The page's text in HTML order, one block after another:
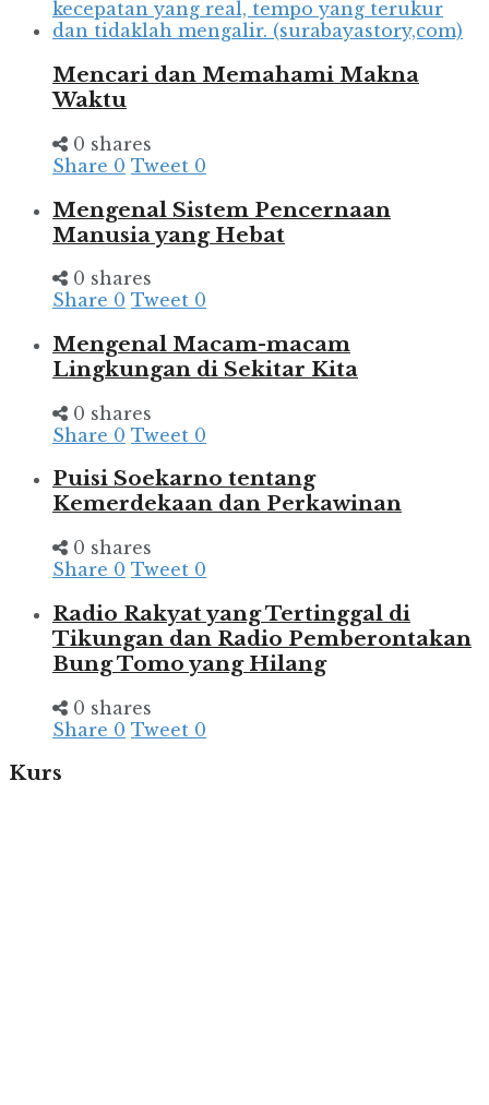
Mencari dan Memahami Makna
Waktu
0 shares
Share 0 Tweet 0
Mengenal Sistem Pencernaan
Manusia yang Hebat
0 shares
Share 0 Tweet 0
Mengenal Macam-macam
Lingkungan di Sekitar Kita
0 shares
Share 0 Tweet 0
Puisi Soekarno tentang
Kemerdekaan dan Perkawinan
0 shares
Share 0 Tweet 0
Radio Rakyat yang Tertinggal di
Tikungan dan Radio Pemberontakan
Bung Tomo yang Hilang
0 shares
Share 0 Tweet 0
Kurs